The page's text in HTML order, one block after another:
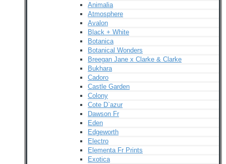
Animalia
Atmosphere
Avalon
Black + White
Botanica
Botanical Wonders
Breegan Jane x Clarke & Clarke
Bukhara
Cadoro
Castle Garden
Colony
Cote D`azur
Dawson Fr
Eden
Edgeworth
Electro
Elementa Fr Prints
Exotica